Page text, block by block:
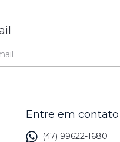
Entre em contato
(47) 99622-1680